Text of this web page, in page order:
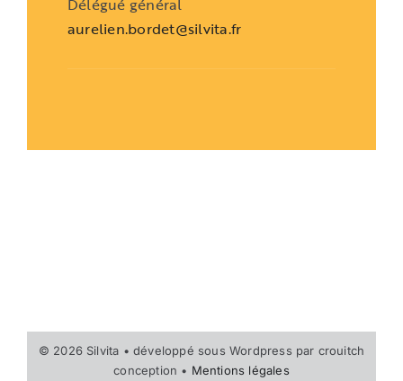
aurelien.bordet@silvita.fr
© 2026 Silvita • développé sous Wordpress par crouitch
conception • Mentions légales